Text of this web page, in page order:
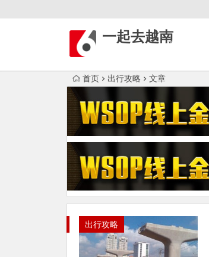
一起去越南
首页 出行攻略 文章
出行攻略